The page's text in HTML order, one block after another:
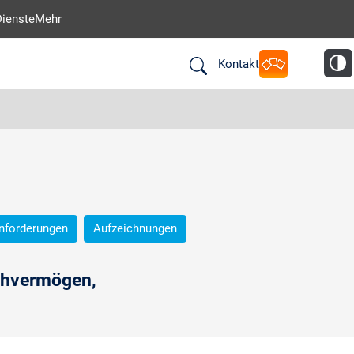
Mehr
Kontakt
Aufzeichnungen